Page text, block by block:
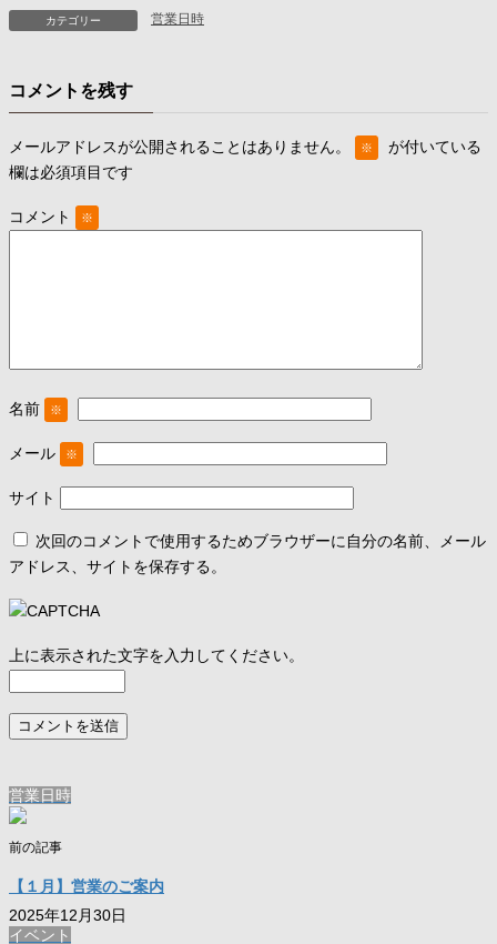
カテゴリー 営業日時
コメントを残す
メールアドレスが公開されることはありません。 ※
が付いている
欄は必須項目です
コメント ※
名前 ※
メール ※
サイト
次回のコメントで使用するためブラウザーに自分の名前、メール
アドレス、サイトを保存する。
上に表示された文字を入力してください。
営業日時
前の記事
【１月】営業のご案内
2025年12月30日
イベント